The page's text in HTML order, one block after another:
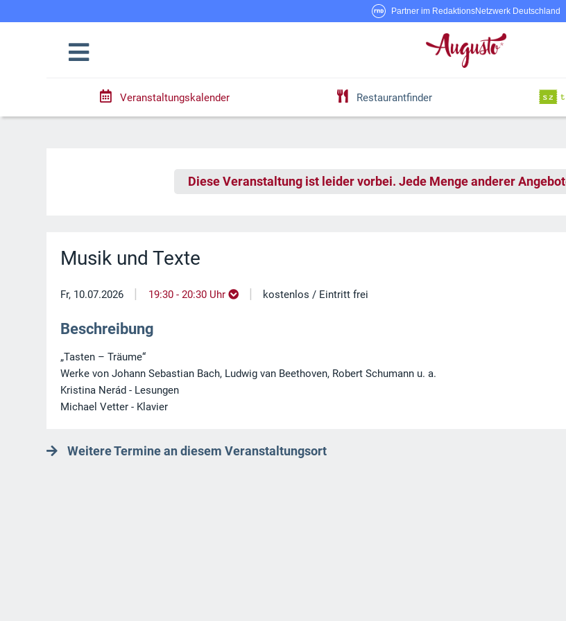
Partner im RedaktionsNetzwerk Deutschland
Veranstaltungskalender Restaurantfinder
Diese Veranstaltung ist leider vorbei. Jede Menge anderer
Musik und Texte
Fr, 10.07.2026 | 19:30 - 20:30 Uhr | kostenlos / Eintritt frei
Beschreibung
„Tasten – Träume“
Werke von Johann Sebastian Bach, Ludwig van Beethoven, Robert Schumann u. a.
Kristina Nerád - Lesungen
Michael Vetter - Klavier
Weitere Termine an diesem Veranstaltungsort